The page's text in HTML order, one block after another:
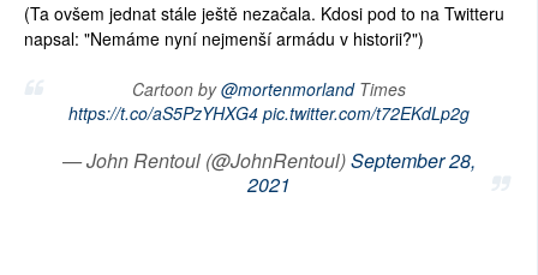
(Ta ovšem jednat stále ještě nezačala. Kdosi pod to na Twitteru
napsal: "Nemáme nyní nejmenší armádu v historii?")
Cartoon by@mortenmorlandTimes
https://t.co/aS5PzYHXG4 pic.twitter.com/t72EKdLp2g
— John Rentoul (@JohnRentoul)September 28,
2021